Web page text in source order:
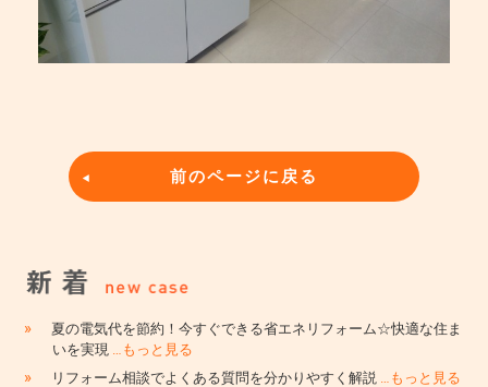
前のページに戻る
»
夏の電気代を節約！今すぐできる省エネリフォーム☆快適な住ま
いを実現
…もっと見る
» リフォーム相談でよくある質問を分かりやすく解説 …もっと見る